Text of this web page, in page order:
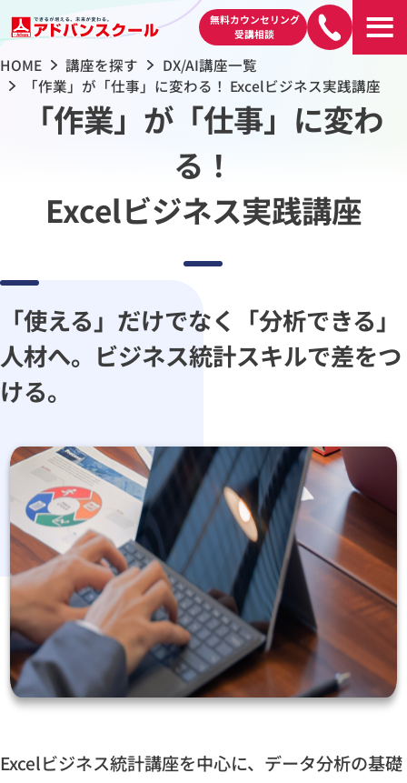
無料カウンセリング
受講相談
HOME 講座を探す
DX/AI講座一覧
「作業」が「仕事」に変わる！ Excelビジネス実践講座
「作業」が「仕事」に変わ
る！
Excelビジネス実践講座
「使える」だけでなく「分析できる」
人材へ。 ビジネス統計スキルで差をつ
ける。
Excelビジネス統計講座を中心に、データ分析の基礎